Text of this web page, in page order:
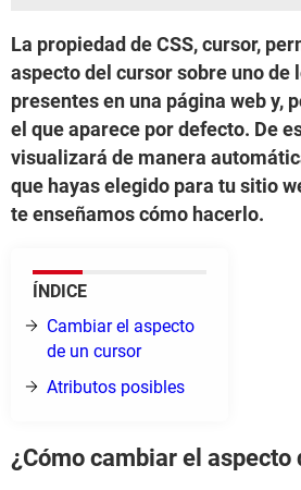
La propiedad de CSS, cursor,
aspecto del cursor sobre uno de
presentes en una página web y,
el que aparece por defecto. De
visualizará de manera
que hayas elegido para tu sitio
te enseñamos cómo hacerlo.
ÍNDICE
Cambiar el aspecto
de un cursor
Atributos posibles
¿Cómo cambiar el aspecto